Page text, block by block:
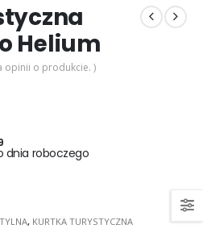
Helium
opinii o produkcie. )
dnia roboczego
, KURTKA TURYSTYCZNA